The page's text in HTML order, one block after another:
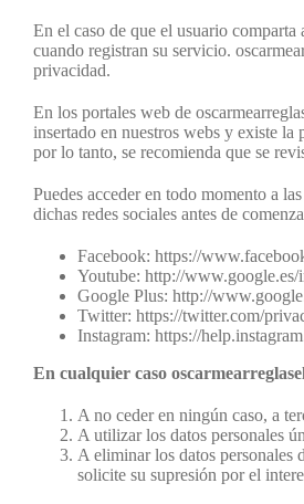
En el caso de que el usuario
cuando registran su servicio.
privacidad.
En los portales web de
insertado en nuestros webs y existe
por lo tanto, se recomienda que se
Puedes acceder en todo momento a
dichas redes sociales antes de
Facebook: https://
Youtube: http://
Google Plus: http://
Twitter: https://twitter.com/
Instagram: https://
En cualquier caso
A no ceder en ningún caso, a
A utilizar los datos personales
A eliminar los datos personales
solicite su supresión por el